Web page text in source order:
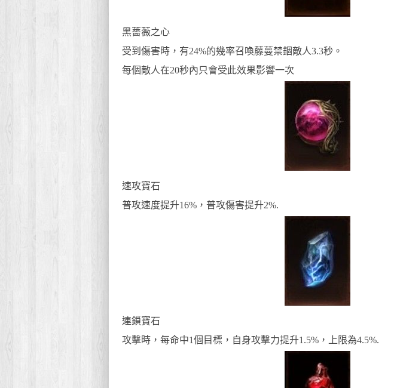
黑薔薇之心
受到傷害時，有24%的幾率召喚藤蔓禁錮敵人3.3秒。
每個敵人在20秒內只會受此效果影響一次
速攻寶石
普攻速度提升16%，普攻傷害提升2%.
連鎖寶石
攻擊時，每命中1個目標，自身攻擊力提升1.5%，上限為4.5%.